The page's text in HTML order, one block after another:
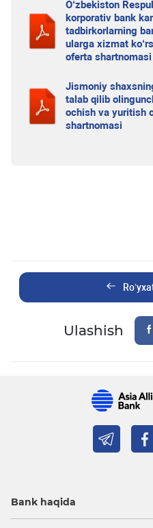
O‘zbekiston
korporativ bank
tadbirkorlarning
ularga xizmat
oferta shartnomasi
Jismoniy
talab qilib
ochish va yuritish
shartnomasi
Ulashish
Bank haqida